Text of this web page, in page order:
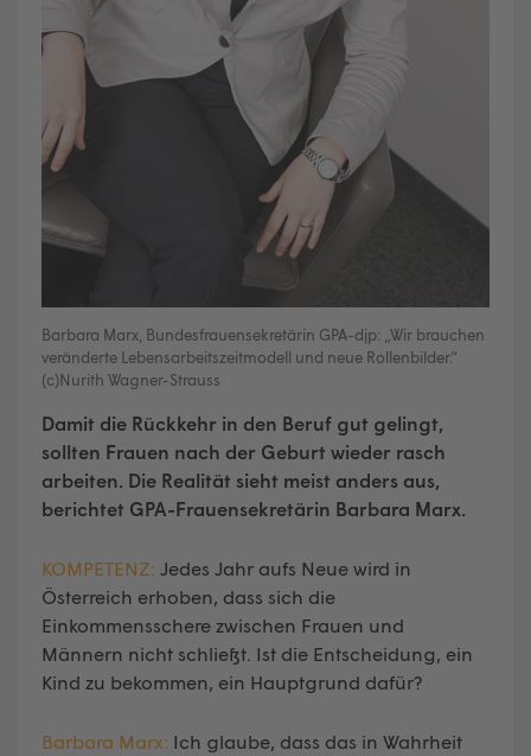
Barbara Marx, Bundesfrauensekretärin GPA-djp: „Wir brauchen
veränderte Lebensarbeitszeitmodell und neue Rollenbilder.“
(c)Nurith Wagner-Strauss
Damit die Rückkehr in den Beruf gut gelingt,
sollten Frauen nach der Geburt wieder rasch
arbeiten. Die Realität sieht meist anders aus,
berichtet GPA-Frauensekretärin Barbara Marx.
KOMPETENZ: Jedes Jahr aufs Neue wird in
Österreich erhoben, dass sich die
Einkommensschere zwischen Frauen und
Männern nicht schließt. Ist die Entscheidung, ein
Kind zu bekommen, ein Hauptgrund dafür?
Barbara Marx: Ich glaube, dass das in Wahrheit